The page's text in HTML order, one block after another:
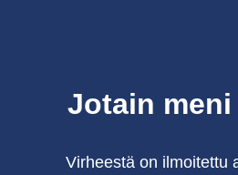
Jotain meni
Virheestä on ilmoitettu